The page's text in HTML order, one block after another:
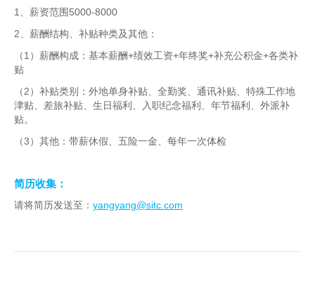
1、薪资范围 5000-8000
2、薪酬结构、补贴种类及其他：
（ 1 ）薪酬构成：基本薪酬+绩效工资+年终奖+补充公积金+各类补
贴
（2 ）补贴类别：外地单身补贴、全勤奖、通讯补贴、特殊工作地
津贴、差旅补贴、生日福利、入职纪念福利、年节福利、外派补
贴。
（3 ）其他：带薪休假、五险一金、每年一次体检
简历收集：
请将简历发送至： yangyang@sitc.com